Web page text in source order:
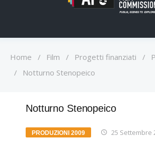
Home / Film / Progetti finanziati /
/
Notturno Stenopeico
Notturno Stenopeico
PRODUZIONI 2009 25 Settembre